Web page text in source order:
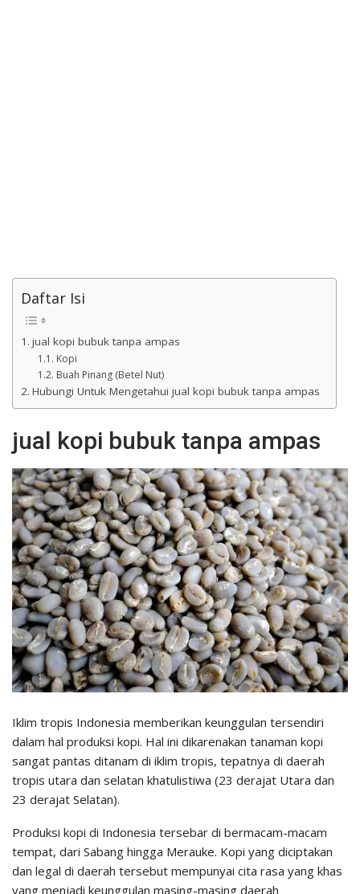
Daftar Isi
jual kopi bubuk tanpa ampas
Kopi
Buah Pinang (Betel Nut)
Hubungi Untuk Mengetahui jual kopi bubuk tanpa ampas
jual kopi bubuk tanpa ampas
Iklim tropis Indonesia memberikan keunggulan tersendiri
dalam hal produksi kopi. Hal ini dikarenakan tanaman kopi
sangat pantas ditanam di iklim tropis, tepatnya di daerah
tropis utara dan selatan khatulistiwa (23 derajat Utara dan
23 derajat Selatan).
Produksi kopi di Indonesia tersebar di bermacam-macam
tempat, dari Sabang hingga Merauke. Kopi yang diciptakan
dan legal di daerah tersebut mempunyai cita rasa yang khas
yang menjadi keunggulan masing-masing daerah